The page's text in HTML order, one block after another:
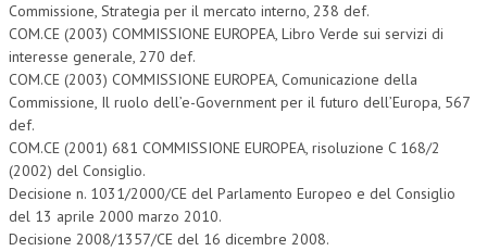
Commissione, Strategia per il mercato interno, 238 def.
COM.CE (2003) COMMISSIONE EUROPEA, Libro Verde sui servizi di
interesse generale, 270 def.
COM.CE (2003) COMMISSIONE EUROPEA, Comunicazione della
Commissione, Il ruolo dell’e-Government per il futuro dell’Europa, 567
def.
COM.CE (2001) 681 COMMISSIONE EUROPEA, risoluzione C 168/2
(2002) del Consiglio.
Decisione n. 1031/2000/CE del Parlamento Europeo e del Consiglio
del 13 aprile 2000 marzo 2010.
Decisione 2008/1357/CE del 16 dicembre 2008.